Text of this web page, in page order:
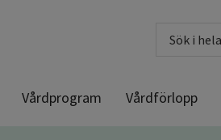
Vårdprogram Vårdförlopp